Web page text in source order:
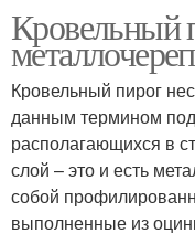
Кровельный
Кровельный пирог
данным термином
располагающихся в
слой – это и есть
собой
выполненные из